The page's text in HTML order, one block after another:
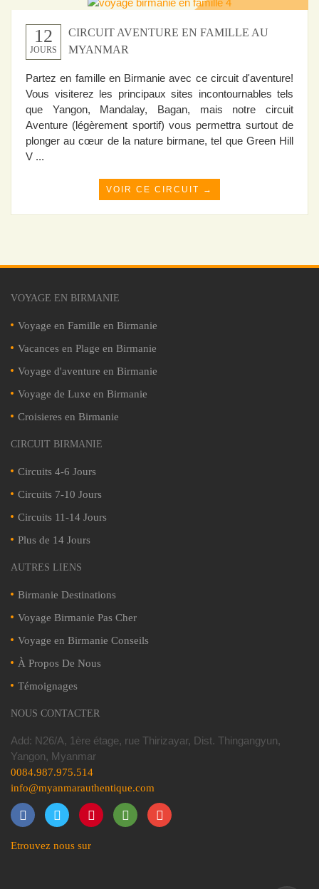
12
JOURS
CIRCUIT AVENTURE EN FAMILLE AU
MYANMAR
Partez en famille en Birmanie avec ce circuit d'aventure!
Vous visiterez les principaux sites incontournables tels
que Yangon, Mandalay, Bagan, mais notre circuit
Aventure (légèrement sportif) vous permettra surtout de
plonger au cœur de la nature birmane, tel que Green Hill
V ...
VOIR CE CIRCUIT →
VOYAGE EN BIRMANIE
Voyage en Famille en Birmanie
Vacances en Plage en Birmanie
Voyage d'aventure en Birmanie
Voyage de Luxe en Birmanie
Croisieres en Birmanie
CIRCUIT BIRMANIE
Circuits 4-6 Jours
Circuits 7-10 Jours
Circuits 11-14 Jours
Plus de 14 Jours
AUTRES LIENS
Birmanie Destinations
Voyage Birmanie Pas Cher
Voyage en Birmanie Conseils
À Propos De Nous
Témoignages
NOUS CONTACTER
Add: N26/A, 1ère étage, rue Thirizayar, Dist. Thingangyun,
Yangon, Myanmar
0084.987.975.514
Etrouvez nous sur